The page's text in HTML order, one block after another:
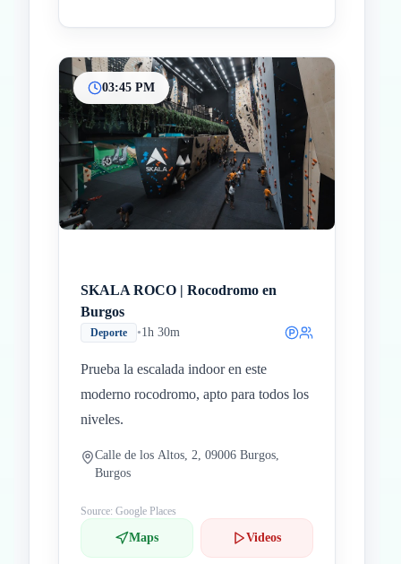
03:45 PM
SKALA ROCO | Rocodromo en
Burgos
Deporte •1h 30m
Prueba la escalada indoor en este
moderno rocodromo, apto para todos los
niveles.
Calle de los Altos, 2, 09006 Burgos,
Burgos
Source: Google Places
Maps Videos